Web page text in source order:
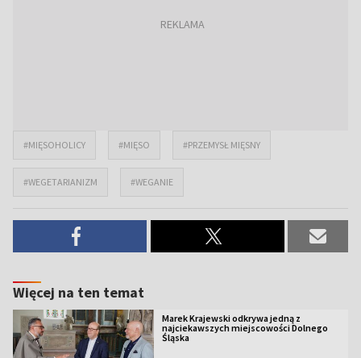
#MIĘSOHOLICY #MIĘSO #PRZEMYSŁ MIĘSNY
#WEGETARIANIZM #WEGANIE
Więcej na ten temat
Marek Krajewski odkrywa jedną z
najciekawszych miejscowości Dolnego
Śląska